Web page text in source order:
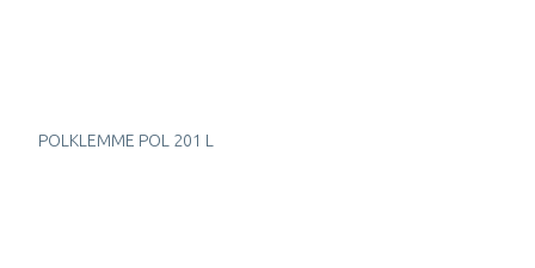
POLKLEMME POL 201 L